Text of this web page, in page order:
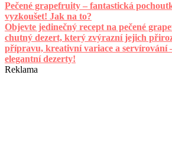
Pečené grapefruity – fantastická
vyzkoušet! Jak na to?
Objevte jedinečný recept na pečené
chutný dezert, který zvýrazní jejich
přípravu, kreativní variace a servírování
elegantní dezerty!
Reklama